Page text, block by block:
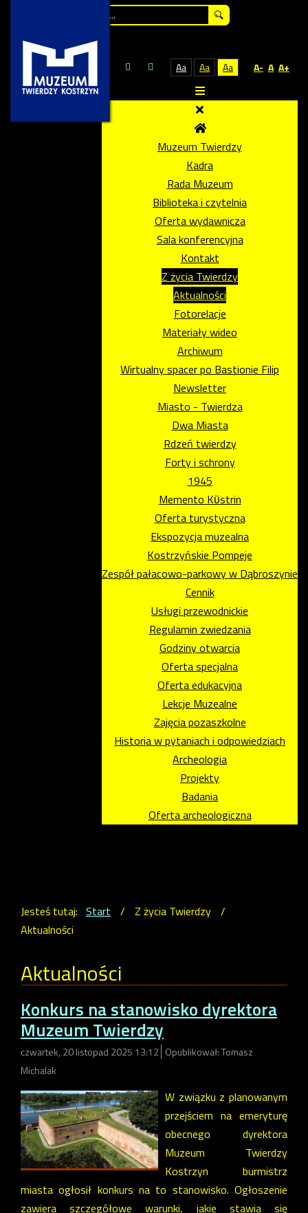
Aa Aa Aa A- A A+
Muzeum Twierdzy
Kadra
Rada Muzeum
Biblioteka i czytelnia
Oferta wydawnicza
Sala konferencyjna
Kontakt
Z życia Twierdzy
Aktualności
Fotorelacje
Materiały wideo
Archiwum
Wirtualny spacer po Bastionie Filip
Newsletter
Miasto - Twierdza
Dwa Miasta
Rdzeń twierdzy
Forty i schrony
1945
Memento Kϋstrin
Oferta turystyczna
Ekspozycja muzealna
Kostrzyńskie Pompeje
Zespół pałacowo-parkowy w Dąbroszynie
Cennik
Usługi przewodnickie
Regulamin zwiedzania
Godziny otwarcia
Oferta specjalna
Oferta edukacyjna
Lekcje Muzealne
Zajęcia pozaszkolne
Historia w pytaniach i odpowiedziach
Archeologia
Projekty
Badania
Oferta archeologiczna
Jesteś tutaj: Start / Z życia Twierdzy /
Aktualności
Aktualności
Konkurs na stanowisko dyrektora
Muzeum Twierdzy
czwartek, 20 listopad 2025 13:12 Opublikował: Tomasz
Michalak
W związku z planowanym
przejściem na emeryturę
obecnego dyrektora
Muzeum Twierdzy
Kostrzyn burmistrz
miasta ogłosił konkurs na to stanowisko. Ogłoszenie
zawiera szczegółowe warunki, jakie stawia się